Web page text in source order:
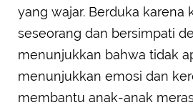
yang wajar. Berduka karena
seseorang dan bersimpati
menunjukkan bahwa tidak
menunjukkan emosi dan
membantu anak-anak